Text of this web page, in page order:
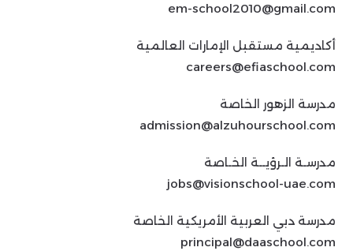
em-school2010@gmail.com
أكاديمية مستقبل الإمارات العالمية
careers@efiaschool.com
مدرسة الزهور الخاصة
admission@alzuhourschool.com
مدرسـة الـرؤيــة الخـاصة
jobs@visionschool-uae.com
مدرسة دبي العربية الأمريكية الخاصة
principal@daaschool.com